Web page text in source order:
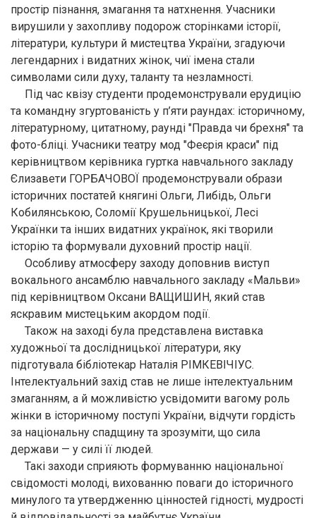
простір пізнання, змагання та натхнення. Учасники
вирушили у захопливу подорож сторінками історії,
літератури, культури й мистецтва України, згадуючи
легендарних і видатних жінок, чиї імена стали
символами сили духу, таланту та незламності.
Під час квізу студенти продемонстрували ерудицію
та командну згуртованість у п’яти раундах: історичному,
літературному, цитатному, раунді "Правда чи брехня" та
фото-бліці. Учасники театру мод "Феєрія краси" під
керівництвом керівника гуртка навчального закладу
Єлизавети ГОРБАЧОВОЇ продемонстрували образи
історичних постатей княгині Ольги, Либідь, Ольги
Кобилянською, Соломії Крушельницької, Лесі
Українки та інших видатних українок, які творили
історію та формували духовний простір нації.
Особливу атмосферу заходу доповнив виступ
вокального ансамблю навчального закладу «Мальви»
під керівництвом Оксани ВАЩИШИН, який став
яскравим мистецьким акордом події.
Також на заході була представлена виставка
художньої та дослідницької літератури, яку
підготувала бібліотекар Наталія РІМКЕВІЧІУС.
Інтелектуальний захід став не лише інтелектуальним
змаганням, а й можливістю усвідомити вагому роль
жінки в історичному поступі України, відчути гордість
за національну спадщину та зрозуміти, що сила
держави — у силі її людей.
Такі заходи сприяють формуванню національної
свідомості молоді, вихованню поваги до історичного
минулого та утвердженню цінностей гідності, мудрості